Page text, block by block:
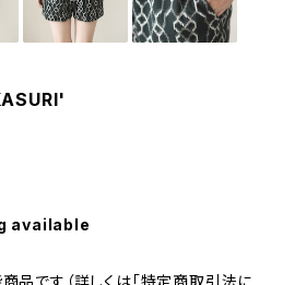
available
品です（詳しくは「特定商取引法に